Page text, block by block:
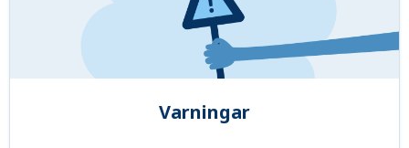
Varningar